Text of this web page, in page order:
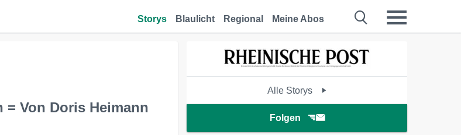
Storys Blaulicht Regional Meine Abos
Von Doris Heimann
Alle Storys
Folgen